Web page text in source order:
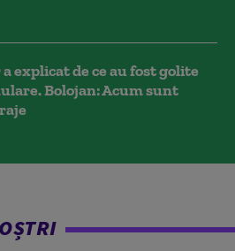
explicat de ce au fost golite
Bolojan: Acum sunt